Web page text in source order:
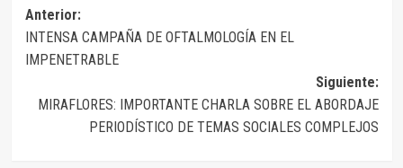
Navegación
de
Anterior:
INTENSA CAMPAÑA DE OFTALMOLOGÍA EN EL
IMPENETRABLE
Siguiente:
MIRAFLORES: IMPORTANTE CHARLA SOBRE EL ABORDAJE
PERIODÍSTICO DE TEMAS SOCIALES COMPLEJOS